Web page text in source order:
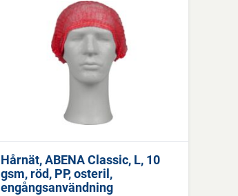
Hårnät, ABENA Classic, L, 10
gsm, röd, PP, osteril,
engångsanvändning